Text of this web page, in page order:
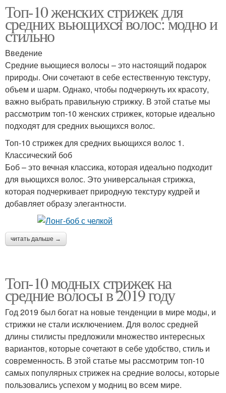
Топ-10 женских стрижек для
средних вьющихся волос: модно и
стильно
Введение
Средние вьющиеся волосы – это настоящий подарок
природы. Они сочетают в себе естественную текстуру,
объем и шарм. Однако, чтобы подчеркнуть их красоту,
важно выбрать правильную стрижку. В этой статье мы
рассмотрим топ-10 женских стрижек, которые идеально
подходят для средних вьющихся волос.
Топ-10 стрижек для средних вьющихся волос 1.
Классический боб
Боб – это вечная классика, которая идеально подходит
для вьющихся волос. Это универсальная стрижка,
которая подчеркивает природную текстуру кудрей и
добавляет образу элегантности.
читать дальше →
Топ-10 модных стрижек на
средние волосы в 2019 году
Год 2019 был богат на новые тенденции в мире моды, и
стрижки не стали исключением. Для волос средней
длины стилисты предложили множество интересных
вариантов, которые сочетают в себе удобство, стиль и
современность. В этой статье мы рассмотрим топ-10
самых популярных стрижек на средние волосы, которые
пользовались успехом у модниц во всем мире.